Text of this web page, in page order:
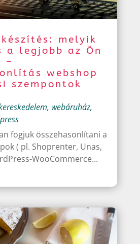
készítés: melyik
a legjobb az Ön
–
webshop
szempontok
, webáruház,
fogjuk összehasonlítani a
( pl. Shoprenter, Unas,
WooCommerce...